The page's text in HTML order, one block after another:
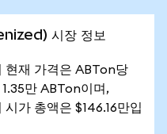
시장 정보
재 가격은 ABTon당
만 ABTon이며,
가 총액은 $146.16만입